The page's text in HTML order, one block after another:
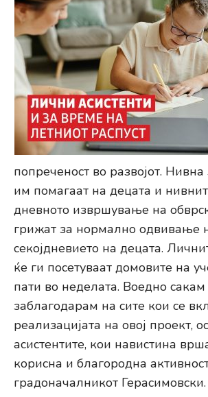
попреченост во развојот.
им помагаат на децата и
дневното извршување на
грижат за нормално одвивање
секојдневието на децата.
ќе ги посетуваат домовите на
пати во неделата. Воедно
заблагодарам на сите кои се
реализацијата на овој проект,
асистентите, кои навистина
корисна и благородна
градоначалникот Герасимовски.